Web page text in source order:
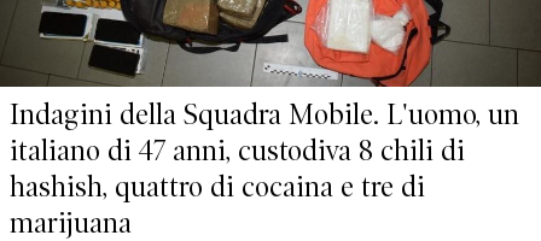
Indagini della Squadra Mobile. L'uomo, un
italiano di 47 anni, custodiva 8 chili di
hashish, quattro di cocaina e tre di
marijuana